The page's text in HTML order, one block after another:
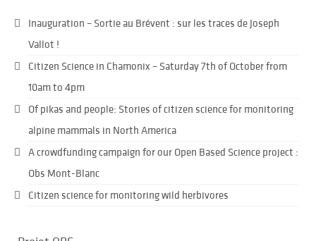
Inauguration – Sortie au Brévent : sur les traces de Joseph
Vallot !
Citizen Science in Chamonix – Saturday 7th of October from
10am to 4pm
Of pikas and people: Stories of citizen science for monitoring
alpine mammals in North America
A crowdfunding campaign for our Open Based Science project :
Obs Mont-Blanc
Citizen science for monitoring wild herbivores